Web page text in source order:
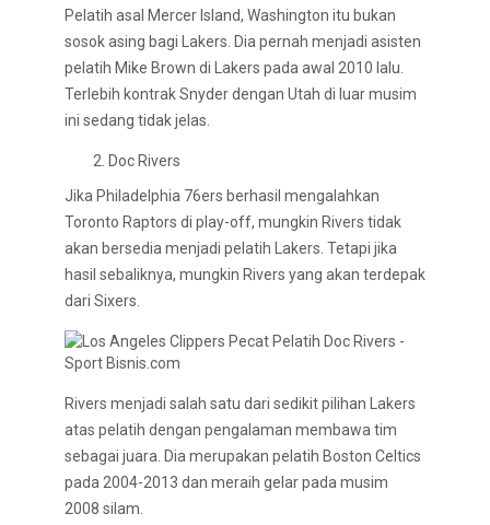
Pelatih asal Mercer Island, Washington itu bukan
sosok asing bagi Lakers. Dia pernah menjadi asisten
pelatih Mike Brown di Lakers pada awal 2010 lalu.
Terlebih kontrak Snyder dengan Utah di luar musim
ini sedang tidak jelas.
Doc Rivers
Jika Philadelphia 76ers berhasil mengalahkan
Toronto Raptors di play-off, mungkin Rivers tidak
akan bersedia menjadi pelatih Lakers. Tetapi jika
hasil sebaliknya, mungkin Rivers yang akan terdepak
dari Sixers.
Rivers menjadi salah satu dari sedikit pilihan Lakers
atas pelatih dengan pengalaman membawa tim
sebagai juara. Dia merupakan pelatih Boston Celtics
pada 2004-2013 dan meraih gelar pada musim
2008 silam.